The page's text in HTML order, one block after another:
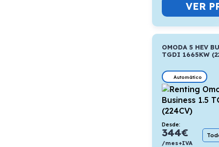
VER
OMODA 5 HEV
TGDI 1665KW
Automático
Desde:
344€
/mes+IVA